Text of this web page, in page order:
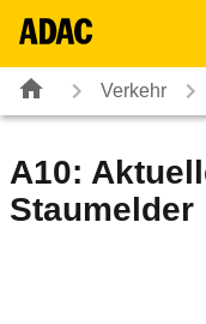
Verkehr
A10:
Staumelder